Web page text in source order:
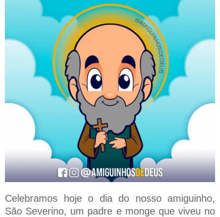
Celebramos hoje o dia do nosso amiguinho,
São Severino, um padre e monge que viveu no